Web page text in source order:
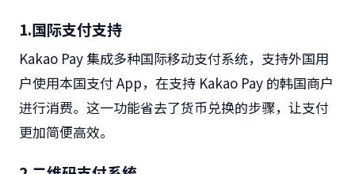
1.国际支付支持
Kakao Pay 集成多种国际移动支付系统，支持外国用
户使用本国支付App，在支持 Kakao Pay 的韩国商户
进行消费。这一功能省去了货币兑换的步骤，让支付
更加简便高效。